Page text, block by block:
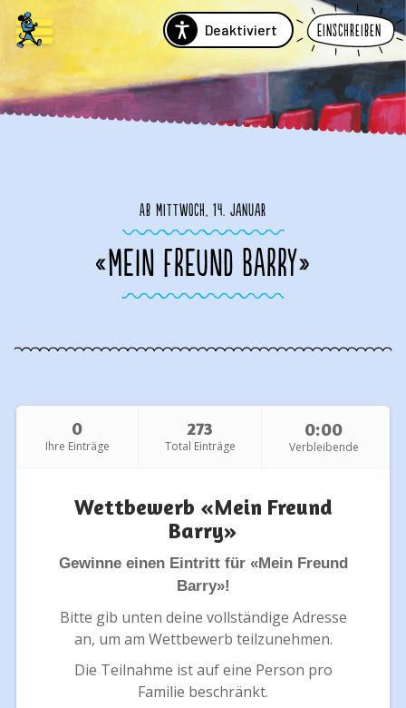
Deaktiviert Einschreiben
Ab Mittwoch, 14. Januar
«MEIN FREUND BARRY»